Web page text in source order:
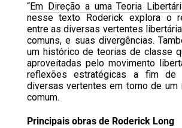
“Em Direção a uma Teoria
nesse texto Roderick explora o
entre as diversas vertentes
comuns, e suas divergências.
um histórico de teorias de classe
aproveitadas pelo movimento
reflexões estratégicas a fim de
diversas vertentes em torno de um
comum.
Principais obras de Roderick Long